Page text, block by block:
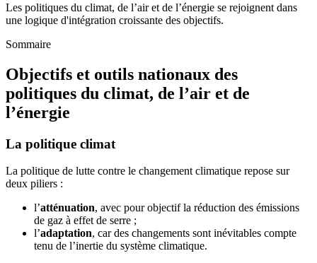
Les politiques du climat, de l’air et de l’énergie se rejoignent dans
une logique d'intégration croissante des objectifs.
Sommaire
Objectifs et outils nationaux des
politiques du climat, de l’air et de
l’énergie
La politique climat
La politique de lutte contre le changement climatique repose sur
deux piliers :
l’atténuation, avec pour objectif la réduction des émissions
de gaz à effet de serre ;
l’adaptation, car des changements sont inévitables compte
tenu de l’inertie du système climatique.